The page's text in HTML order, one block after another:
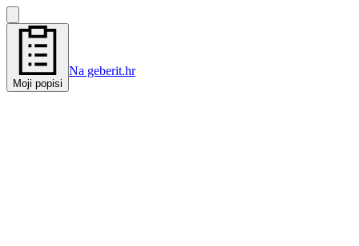
Moji popisi
Na geberit.hr